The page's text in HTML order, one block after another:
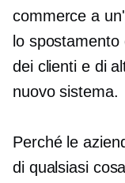
commerce a
lo
dei clienti e di
nuovo sistema.
Perché le
di qualsiasi